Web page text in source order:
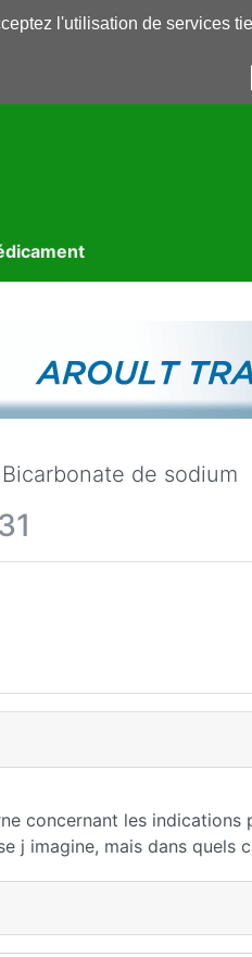
Librairie Annuaires
de sodium
concernant les
j imagine, mais dans quels
l'utilisation de services